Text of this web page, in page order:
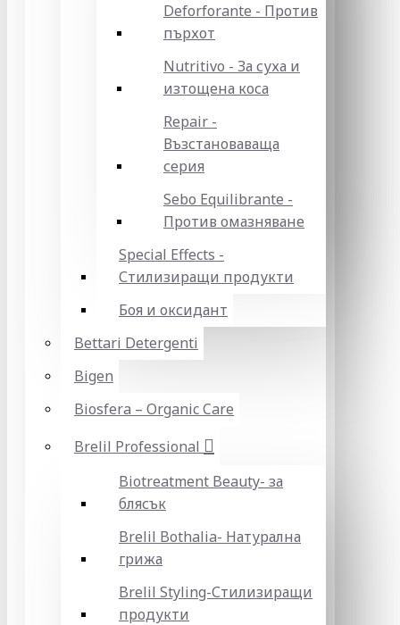
Deforforante - Против
пърхот
Nutritivo - За суха и
изтощена коса
Repair -
Възстановаваща
серия
Sebo Equilibrante -
Против омазняване
Special Effects -
Стилизиращи продукти
Боя и оксидант
Bettari Detergenti
Bigen
Biosfera – Organic Care
Brelil Professional
Biotreatment Beauty- за
блясък
Brelil Bothalia- Натурална
грижа
Brelil Styling-Стилизиращи
продукти